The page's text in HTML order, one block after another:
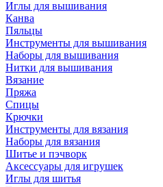
Иглы для вышивания
Канва
Пяльцы
Инструменты для вышивания
Наборы для вышивания
Нитки для вышивания
Вязание
Пряжа
Спицы
Крючки
Инструменты для вязания
Наборы для вязания
Шитье и пэчворк
Аксессуары для игрушек
Иглы для шитья